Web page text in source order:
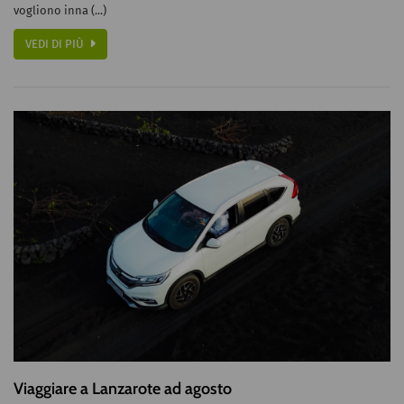
vogliono inna (...)
VEDI DI PIÙ
Viaggiare a Lanzarote ad agosto